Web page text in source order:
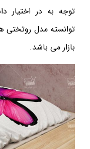
توجه به در اختیار
توانسته مدل روتختی
بازار می باشد.